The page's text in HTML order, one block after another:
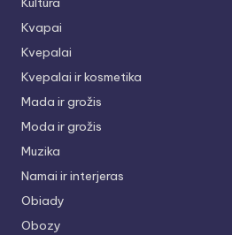
Kvapai
Kvepalai
Kvepalai ir kosmetika
Mada ir grožis
Moda ir grožis
Muzika
Namai ir interjeras
Obiady
Obozy